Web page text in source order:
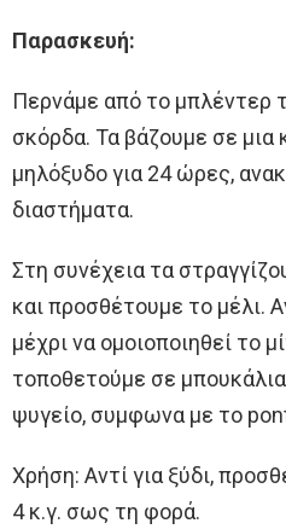
Παρασκευή:
Περνάμε από το μπλέντερ
σκόρδα. Τα βάζουμε σε μια
μηλόξυδο για 24 ώρες,
διαστήματα.
Στη συνέχεια τα
και προσθέτουμε το μέλι.
μέχρι να ομοιοποιηθεί το
τοποθετούμε σε
ψυγείο, συμφωνα με το
Χρήση: Αντί για ξύδι,
4 κ.γ. σως τη φορά.